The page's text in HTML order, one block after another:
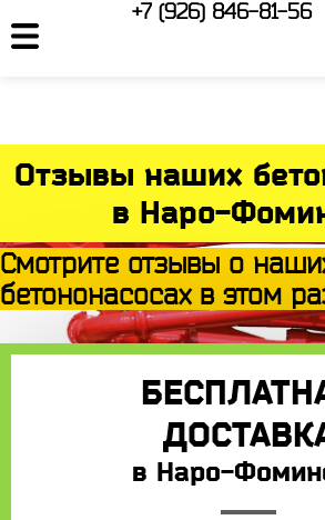
+7 (926) 846-81-56
Отзывы наших
в Наро-
Смотрите отзывы о
бетононасосах в этом
в Наро-